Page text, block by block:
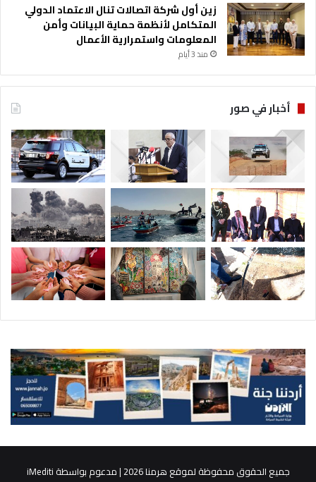
زين أول شركة اتصالات تنال الاعتماد الدولي
المتكامل لأنظمة حماية البيانات وأمن
المعلومات واستمرارية الأعمال
منذ 3 أيام
أخبار في صور
جميع الحقوق محفوظة لموقع هرمنا 2026 | مدعوم بواسطة iMediti